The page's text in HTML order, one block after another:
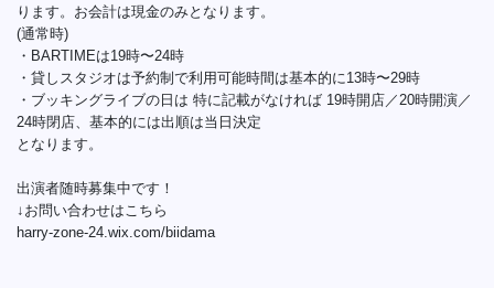
ります。お会計は現金のみとなります。
(通常時)
・BARTIMEは19時〜24時
・貸しスタジオは予約制で利用可能時間は基本的に13時〜29時
・ブッキングライブの日は 特に記載がなければ 19時開店／20時開演／
24時閉店、基本的には出順は当日決定
となります。
出演者随時募集中です！
↓お問い合わせはこちら
harry-zone-24.wix.com/biidama